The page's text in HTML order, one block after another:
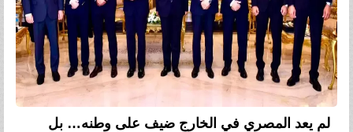
لم يعد المصري في الخارج ضيف على وطنه… بل